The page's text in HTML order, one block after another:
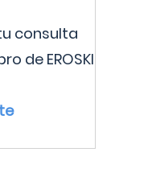
consulta
de EROSKI